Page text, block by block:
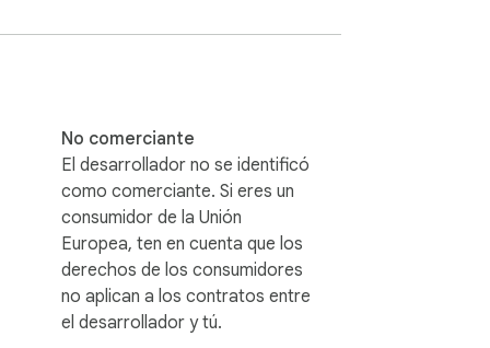
tu blog favorito, CMS Checker ofrece
garantizando privacidad y velocidad.
No comerciante
El desarrollador no se identificó
como comerciante. Si eres un
consumidor de la Unión
Europea, ten en cuenta que los
derechos de los consumidores
no aplican a los contratos entre
el desarrollador y tú.